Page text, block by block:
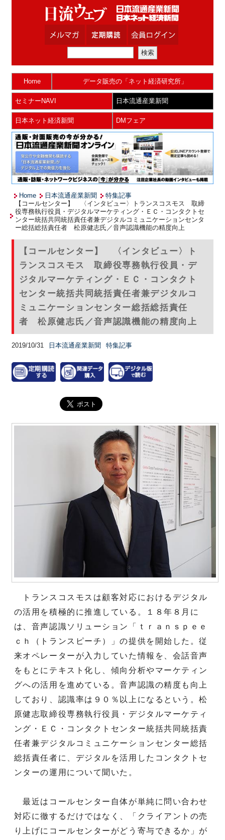
Home データ販売の「ネット経済研究所」
セミナーNAVI 日本流通産業新聞
日本ネット経済新聞 DMフェア
Home 日本流通産業新聞
特集記事
【コールセンター】 〈インタビュー〉トランスコスモス 取締
役専務執行役員・デジタルマーケティング・ＥＣ・コンタクトセ
ンター統括共同統括責任者兼デジタルコミュニケーションセンタ
ー総括総括責任者 松原健志氏／音声認識機能の精度向上
【コールセンター】 〈インタビュー〉ト
ランスコスモス 取締役専務執行役員・デ
ジタルマーケティング・ＥＣ・コンタクト
センター統括共同統括責任者兼デジタルコ
ミュニケーションセンター総括総括責任
者 松原健志氏／音声認識機能の精度向上
2019/10/31 日本流通産業新聞 特集記事
トランスコスモスは顧客対応におけるデジタル
の活用を積極的に推進している。１８年８月に
は、音声認識ソリューション「ｔｒａｎｓｐｅｅ
ｃｈ（トランスピーチ）」の提供を開始した。従
来オペレーターが入力していた情報を、会話音声
をもとにテキスト化し、傾向分析やマーケティン
グへの活用を進めている。音声認識の精度も向上
しており、認識率は９０％以上になるという。松
原健志取締役専務執行役員・デジタルマーケティ
ング・ＥＣ・コンタクトセンター統括共同統括責
任者兼デジタルコミュニケーションセンター総括
総括責任者に、デジタルを活用したコンタクトセ
ンターの運用について聞いた。
最近はコールセンター自体が単純に問い合わせ
対応に徹するだけではなく、「クライアントの売
り上げにコールセンターがどう寄与できるか」が